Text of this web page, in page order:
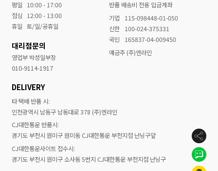
평일
10:00 - 17:00
점심
12:00 - 13:00
휴일 토/일/공휴일
대리점문의
영업부 박성일부장
010-9114-1917
반품 배송비 전용 입금계좌
기업
115-098448-01-050
신한
100-024-375331
국민
165837-04-009450
예금주 (주)엔라인
DELIVERY
타 택배 반품 시:
인천광역시 남동구 남동대로 378 (주)엔라인
CJ대한통운 반품시:
경기도 부천시 원미구 원미동 CJ대한통운 부천지점 난닝구앞
CJ대한통운사이트 접수시:
경기도 부천시 원미구 소사동 5번지 CJ대한통운 부천지점 난닝구